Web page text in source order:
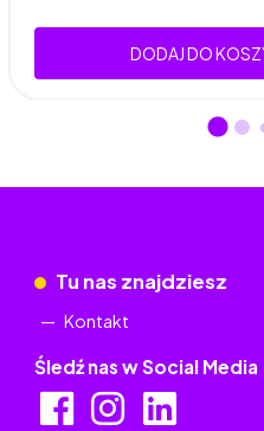
DODAJ DO
Tu nas znajdziesz
Kontakt
Śledź nas w Social Media